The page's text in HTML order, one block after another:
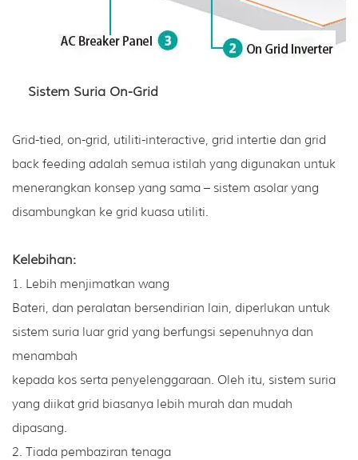
Sistem Suria On-Grid
Grid-tied, on-grid, utiliti-interactive, grid intertie dan grid
back feeding adalah semua istilah yang digunakan untuk
menerangkan konsep yang sama – sistem asolar yang
disambungkan ke grid kuasa utiliti.
Kelebihan:
1. Lebih menjimatkan wang
Bateri, dan peralatan bersendirian lain, diperlukan untuk
sistem suria luar grid yang berfungsi sepenuhnya dan
menambah
kepada kos serta penyelenggaraan. Oleh itu, sistem suria
yang diikat grid biasanya lebih murah dan mudah
dipasang.
2. Tiada pembaziran tenaga